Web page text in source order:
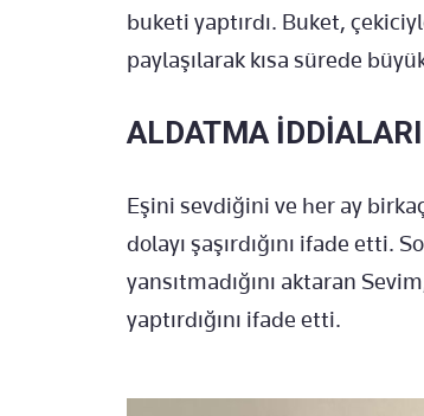
buketi yaptırdı. Buket,
paylaşılarak kısa sürede
ALDATMA
Eşini sevdiğini ve her ay
dolayı şaşırdığını ifade etti.
yansıtmadığını aktaran
yaptırdığını ifade etti.